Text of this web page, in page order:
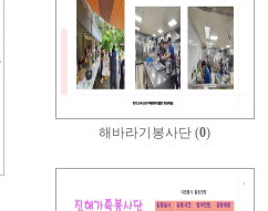
해바라기봉사단 (0)